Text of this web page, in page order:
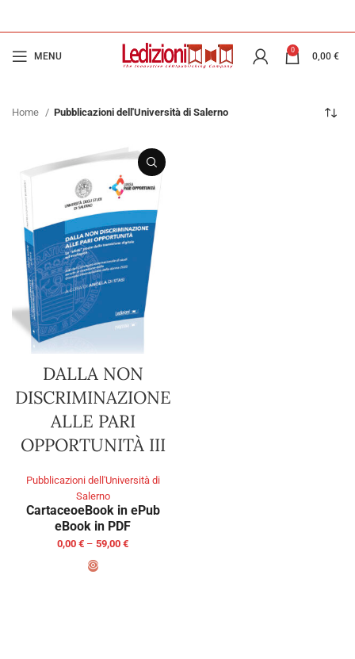
MENU
0
0,00 €
Home Pubblicazioni dell'Università di Salerno
DALLA NON
DISCRIMINAZIONE
ALLE PARI
OPPORTUNITÀ III
Pubblicazioni dell'Università di
Salerno
CartaceoeBook in ePub
eBook in PDF
0,00 € – 59,00 €